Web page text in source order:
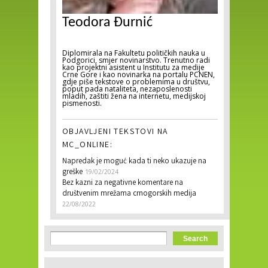
Teodora Đurnić
Diplomirala na Fakultetu političkih nauka u
Podgorici, smjer novinarstvo. Trenutno radi
kao projektni asistent u Institutu za medije
Crne Gore i kao novinarka na portalu PCNEN,
gdje piše tekstove o problemima u društvu,
poput pada nataliteta, nezaposlenosti
mladih, zaštiti žena na internetu, medijskoj
pismenosti.
OBJAVLJENI TEKSTOVI NA
MC_ONLINE:
Napredak je moguć kada ti neko ukazuje na
greške 19/02/2024
Bez kazni za negativne komentare na
društvenim mrežama crnogorskih medija
22/08/2022
Search form
Search